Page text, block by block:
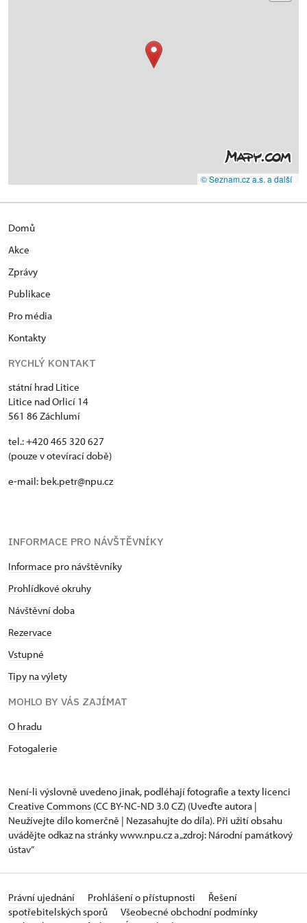
© Seznam.cz a.s. a další
Domů
Akce
Zprávy
Publikace
Pro média
Kontakty
RYCHLÝ KONTAKT
státní hrad Litice
Litice nad Orlicí 14
561 86 Záchlumí
tel.: +420 465 320 627
(pouze v otevírací době)
e-mail: bek.petr@npu.cz
INFORMACE PRO NÁVŠTĚVNÍKY
Informace pro návštěvníky
Prohlídkové okruhy
Návštěvní doba
Rezervace
Vstupné
Tipy na výlety
MOHLO BY VÁS ZAJÍMAT
O hradu
Fotogalerie
Není-li výslovně uvedeno jinak, podléhají fotografie a texty licenci
Creative Commons (CC BY-NC-ND 3.0 CZ) (Uveďte autora |
Neužívejte dílo komerčně | Nezasahujte do díla). Při užití obsahu
uvádějte odkaz na stránky www.npu.cz a „zdroj: Národní památkový
ústav“
Právní ujednání Prohlášení o přístupnosti
Řešení
spotřebitelských sporů
Všeobecné obchodní podmínky